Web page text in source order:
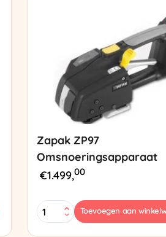
Zapak ZP97
Omsnoeringsapparaat
€1.499,00
Zapak
ZP97
Toevoegen aan